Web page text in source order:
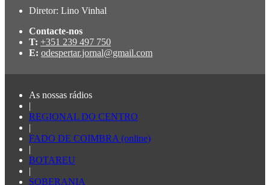
Diretor: Lino Vinhal
Contacte-nos
T: +351 239 497 750
E: odespertar.jornal@gmail.com
As nossas rádios
|
REGIONAL DO CENTRO
|
FADO DE COIMBRA (online)
|
BOTAREU
|
SOBERANIA